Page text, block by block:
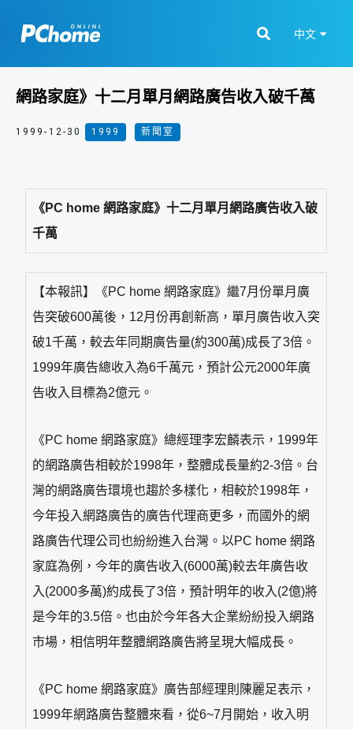
中文
網路家庭》十二月單月網路廣告收入破千萬
1999-12-30 1999 新聞室
《PC home 網路家庭》十二月單月網路廣告收入破
千萬
【本報訊】《PC home 網路家庭》繼7月份單月廣
告突破600萬後，12月份再創新高，單月廣告收入突
破1千萬，較去年同期廣告量(約300萬)成長了3倍。
1999年廣告總收入為6千萬元，預計公元2000年廣
告收入目標為2億元。
《PC home 網路家庭》總經理李宏麟表示，1999年
的網路廣告相較於1998年，整體成長量約2-3倍。台
灣的網路廣告環境也趨於多樣化，相較於1998年，
今年投入網路廣告的廣告代理商更多，而國外的網
路廣告代理公司也紛紛進入台灣。以PC home 網路
家庭為例，今年的廣告收入(6000萬)較去年廣告收
入(2000多萬)約成長了3倍，預計明年的收入(2億)將
是今年的3.5倍。也由於今年各大企業紛紛投入網路
市場，相信明年整體網路廣告將呈現大幅成長。
《PC home 網路家庭》廣告部經理則陳麗足表示，
1999年網路廣告整體來看，從6~7月開始，收入明